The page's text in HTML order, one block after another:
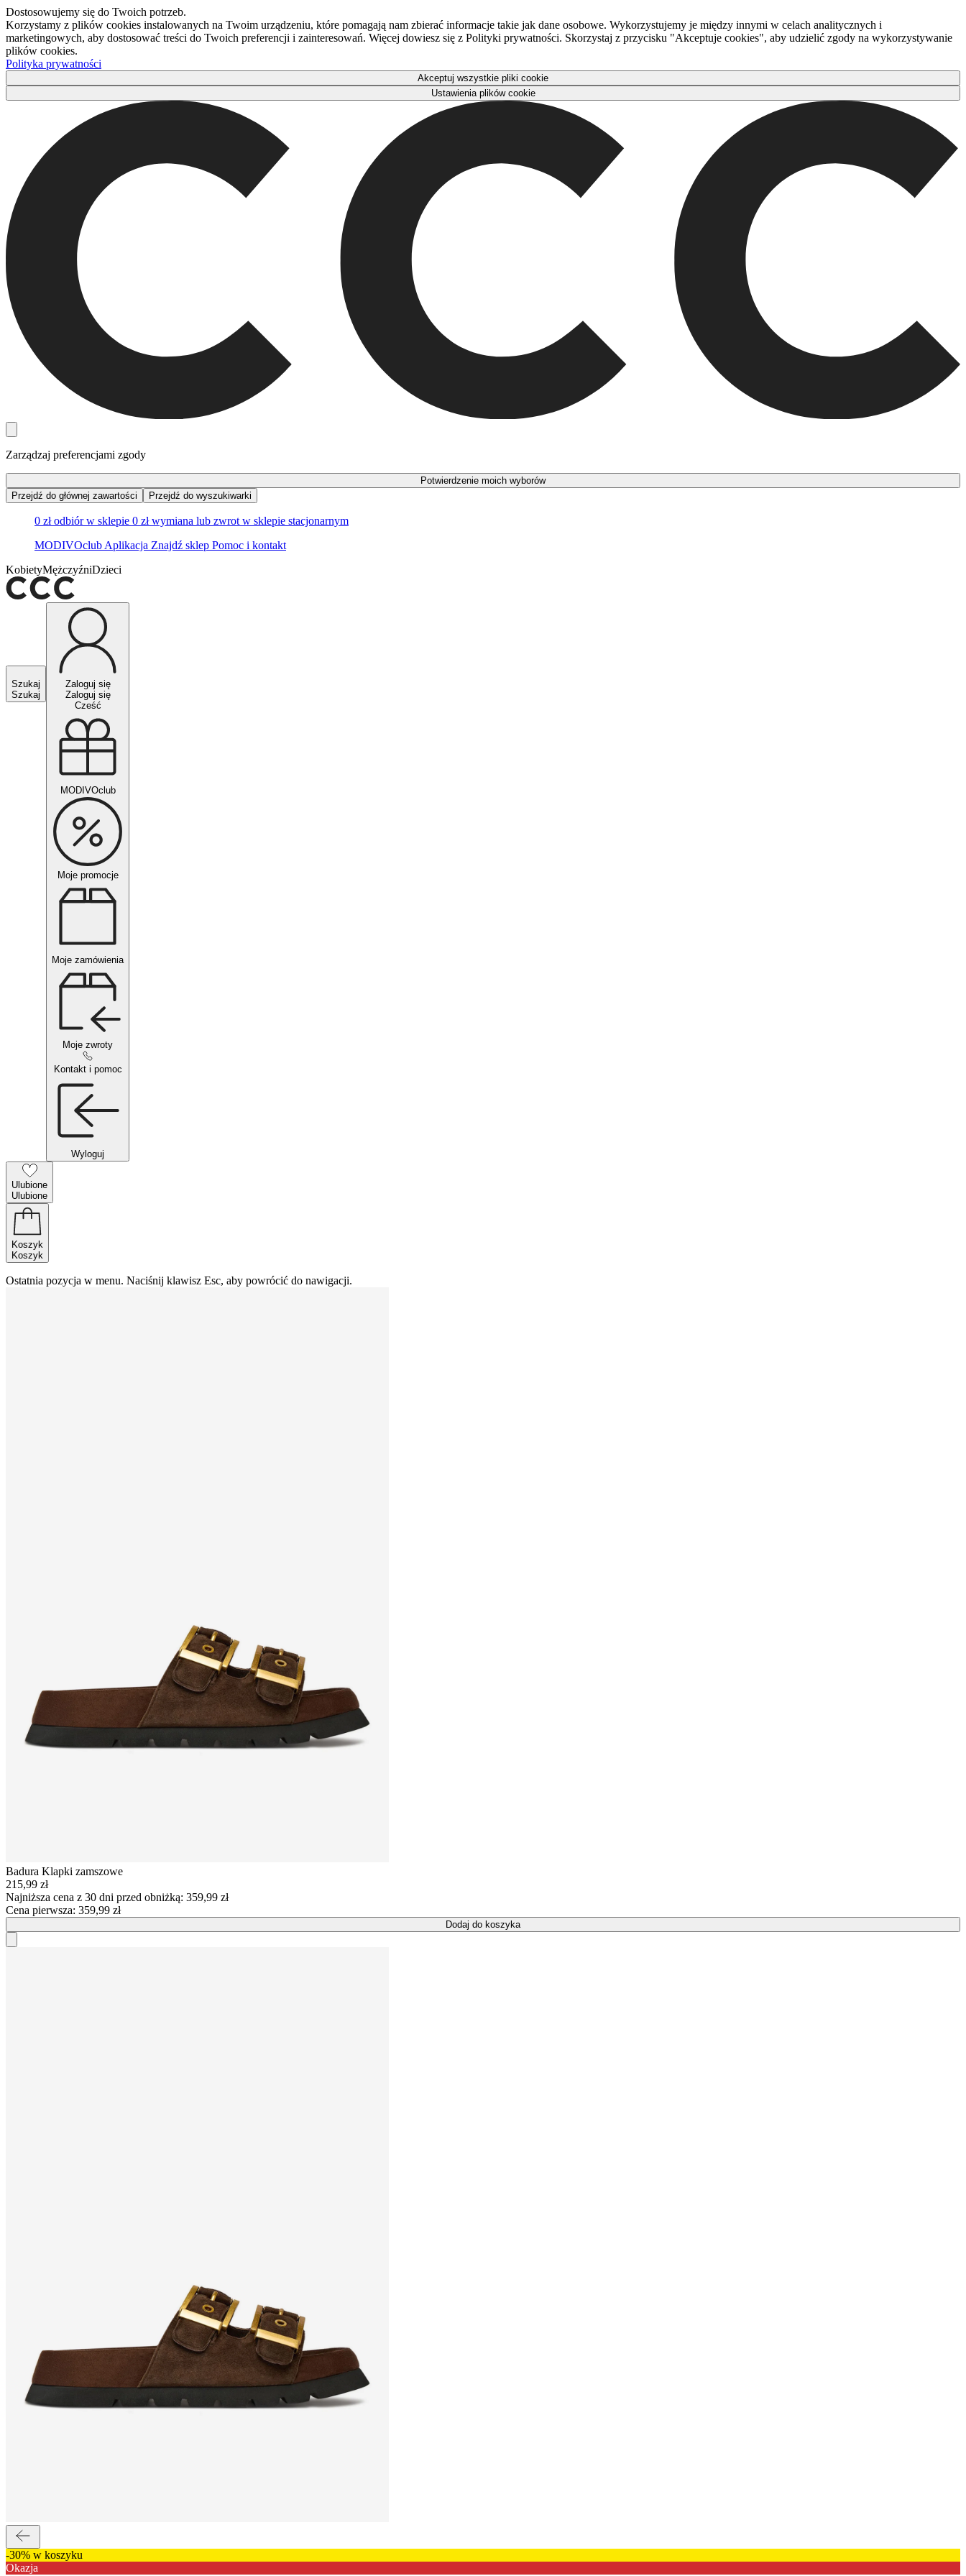
Dostosowujemy się do Twoich potrzeb.
Korzystamy z plików cookies instalowanych na Twoim urządzeniu, które pomagają nam zbierać informacje takie jak dane osobowe. Wykorzystujemy je między innymi w celach analitycznych i
marketingowych, aby dostosować treści do Twoich preferencji i zainteresowań. Więcej dowiesz się z Polityki prywatności. Skorzystaj z przycisku "Akceptuje cookies", aby udzielić zgody na wykorzystywanie
plików cookies.
Polityka prywatności
Akceptuj wszystkie pliki cookie
Ustawienia plików cookie
Zarządzaj preferencjami zgody
Potwierdzenie moich wyborów
Przejdź do głównej zawartości
Przejdź do wyszukiwarki
0 zł odbiór w sklepie 0 zł wymiana lub zwrot w sklepie stacjonarnym
MODIVOclub Aplikacja Znajdź sklep Pomoc i kontakt
KobietyMężczyźniDzieci
Szukaj
Szukaj
Zaloguj się
Zaloguj się
Cześć
MODIVOclub
Moje promocje
Moje zamówienia
Moje zwroty
Kontakt i pomoc
Wyloguj
Ulubione
Ulubione
Koszyk
Koszyk
Ostatnia pozycja w menu. Naciśnij klawisz Esc, aby powrócić do nawigacji.
Badura Klapki zamszowe
215,99 zł
Najniższa cena z 30 dni przed obniżką: 359,99 zł
Cena pierwsza: 359,99 zł
Dodaj do koszyka
-30% w koszyku
Okazja